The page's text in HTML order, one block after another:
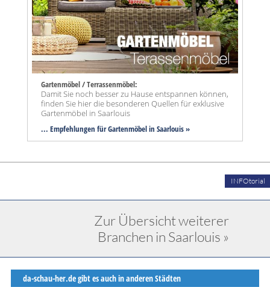
Gartenmöbel / Terrassenmöbel:
Damit Sie noch besser zu Hause entspannen können,
finden Sie hier die besonderen Quellen für exklusive
Gartenmöbel in Saarlouis
... Empfehlungen für Gartenmöbel in Saarlouis »
INFOtorial
Zur Übersicht weiterer
Branchen in Saarlouis »
da-schau-her.de gibt es auch in anderen Städten